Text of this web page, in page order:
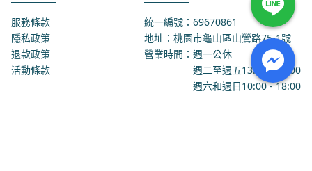
服務條款
隱私政策
退款政策
活動條款
統一編號：69670861
地址：桃園市龜山區山鶯路75-1號
營業時間：週一公休
週二至週五13:00 - 18:00
週六和週日10:00 - 18:00